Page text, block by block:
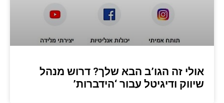
אולי זה הגו’ב הבא שלך? דרוש מנהל
שיווק ודיגיטל עבור ‘הידברות’